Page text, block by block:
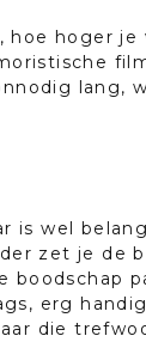
hoe hoger je
lang,
wel
zet je de
erg
die